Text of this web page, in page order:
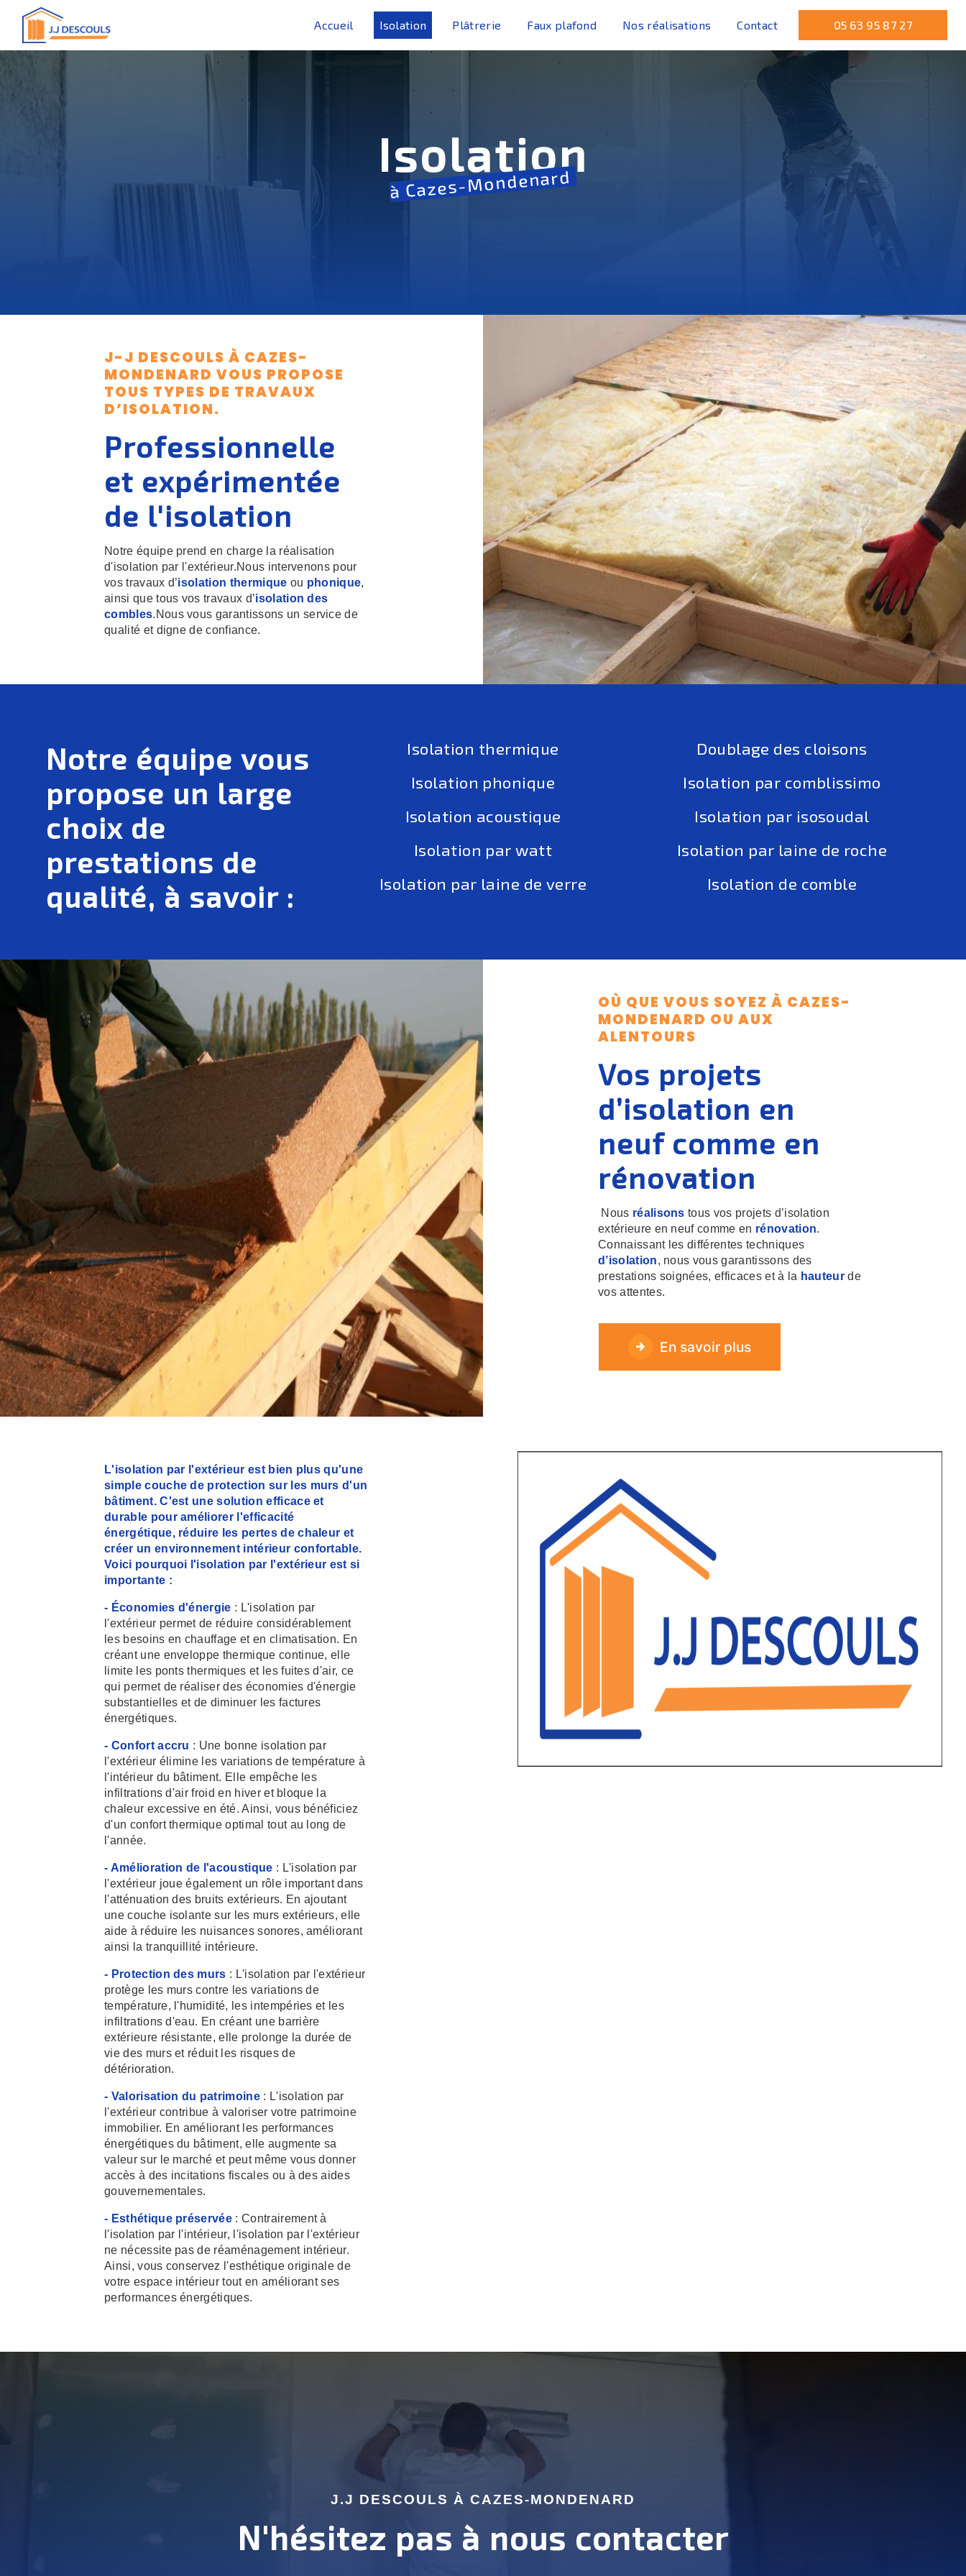
Accueil Isolation Plâtrerie Faux plafond Nos réalisations Contact 05 63 95 87 27
Isolation
à Cazes-Mondenard
J-J DESCOULS À CAZES-
MONDENARD VOUS PROPOSE
TOUS TYPES DE TRAVAUX
D’ISOLATION.
Professionnelle
et expérimentée
de l'isolation
Notre équipe prend en charge la réalisation
d'isolation par l'extérieur.Nous intervenons pour
vos travaux d’isolation thermique ou phonique,
ainsi que tous vos travaux d’isolation des
combles.Nous vous garantissons un service de
qualité et digne de confiance.
Notre équipe vous
propose un large
choix de
prestations de
qualité, à savoir :
Isolation thermique
Isolation phonique
Isolation acoustique
Isolation par watt
Isolation par laine de verre
Doublage des cloisons
Isolation par comblissimo
Isolation par isosoudal
Isolation par laine de roche
Isolation de comble
OÙ QUE VOUS SOYEZ À CAZES-
MONDENARD OU AUX
ALENTOURS
Vos projets
d’isolation en
neuf comme en
rénovation
Nous réalisonstous vos projets d’isolation
extérieure en neuf comme en rénovation.
Connaissant les différentes techniques
d’isolation, nous vous garantissons des
prestations soignées, efficaces et à la hauteurde
vos attentes.
En savoir plus
L'isolation par l'extérieur est bien plus qu'une
simple couche de protection sur les murs d'un
bâtiment. C'est une solution efficace et
durable pour améliorer l'efficacité
énergétique, réduire les pertes de chaleur et
créer un environnement intérieur confortable.
Voici pourquoi l'isolation par l'extérieur est si
importante :
- Économies d'énergie : L'isolation par
l'extérieur permet de réduire considérablement
les besoins en chauffage et en climatisation. En
créant une enveloppe thermique continue, elle
limite les ponts thermiques et les fuites d'air, ce
qui permet de réaliser des économies d'énergie
substantielles et de diminuer les factures
énergétiques.
- Confort accru : Une bonne isolation par
l'extérieur élimine les variations de température à
l'intérieur du bâtiment. Elle empêche les
infiltrations d'air froid en hiver et bloque la
chaleur excessive en été. Ainsi, vous bénéficiez
d'un confort thermique optimal tout au long de
l'année.
- Amélioration de l'acoustique : L'isolation par
l'extérieur joue également un rôle important dans
l'atténuation des bruits extérieurs. En ajoutant
une couche isolante sur les murs extérieurs, elle
aide à réduire les nuisances sonores, améliorant
ainsi la tranquillité intérieure.
- Protection des murs : L'isolation par l'extérieur
protège les murs contre les variations de
température, l'humidité, les intempéries et les
infiltrations d'eau. En créant une barrière
extérieure résistante, elle prolonge la durée de
vie des murs et réduit les risques de
détérioration.
- Valorisation du patrimoine: L'isolation par
l'extérieur contribue à valoriser votre patrimoine
immobilier. En améliorant les performances
énergétiques du bâtiment, elle augmente sa
valeur sur le marché et peut même vous donner
accès à des incitations fiscales ou à des aides
gouvernementales.
- Esthétique préservée : Contrairement à
l'isolation par l'intérieur, l'isolation par l'extérieur
ne nécessite pas de réaménagement intérieur.
Ainsi, vous conservez l'esthétique originale de
votre espace intérieur tout en améliorant ses
performances énergétiques.
J.J DESCOULS À CAZES-MONDENARD
N'hésitez pas à nous contacter
Panneau de gestion des cookies